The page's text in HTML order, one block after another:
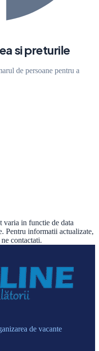
si preturile
de persoane pentru a
varia in functie de data
Pentru informatii actualizate,
contactati.
de vacante